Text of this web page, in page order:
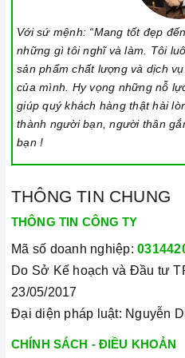
Khóa trẻ em: sử dụng để bảo
và để ngăn mọi tác động làm
trình nấu. Tất cả các nút sẽ bị
sẽ tiếp tục chạy khi sử dụng
hoặc tắt tính năng này, nhấn
giây cho đến khi có tín hiệu
Lưu ý vệ sinh và bảo quản bếp
thật nhẹ để tránh làm trầy
Đối với các vết bẩn cứng đầu,
tẩy rửa chuyên dụng để lau
Lưu ý chỉ nên thực hiện việc
thời gian nấu nướng để đảm
Khi không sử dụng, nên cất
bếp để tránh làm trầy xước,
Với sứ mệnh: “Mang tốt đẹp
những gì tôi nghĩ và làm. Tôi
sản phẩm chất lượng và dịch
của mình. Hy vọng những nỗ
giúp quý khách hàng thật hài
thành người bạn, người thân
bạn !
THÔNG TIN CHUNG
THÔNG TIN CÔNG TY
Mã số doanh nghiệp:
Do Sở Kế hoạch và Đầu tư
23/05/2017
Đại diện pháp luật: Nguyễn
CHÍNH SÁCH - ĐIỀU KHOẢN